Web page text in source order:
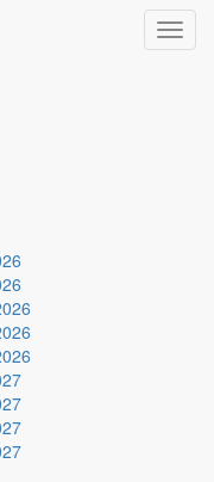
Toggle
2030 -
Ly Hỏa
2/2/2030
Kim, Địa Chi Tuất
Kim. Hai hành Can và
của cả năm.
nhiều nhất vào
với trang chi tiết từng